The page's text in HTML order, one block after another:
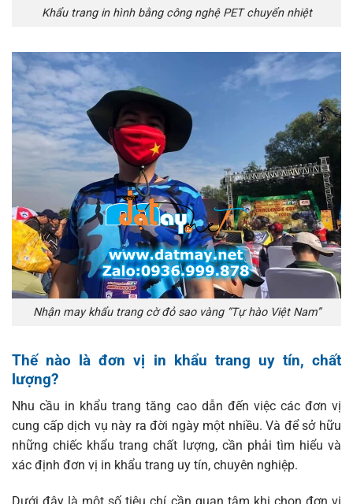
Khẩu trang in hình bằng công nghệ PET chuyển nhiệt
Nhận may khẩu trang cờ đỏ sao vàng “Tự hào Việt Nam”
Thế nào là đơn vị in khẩu trang uy tín, chất
lượng?
Nhu cầu in khẩu trang tăng cao dẫn đến việc các đơn vị
cung cấp dịch vụ này ra đời ngày một nhiều. Và để sở hữu
những chiếc khẩu trang chất lượng, cần phải tìm hiểu và
xác định đơn vị in khẩu trang uy tín, chuyên nghiệp.